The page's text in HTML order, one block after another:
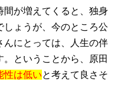
間が増えてくると、独身
しょうが、今のところ公
んにとっては、人生の伴
ということから、原田
性は低いと考えて良さそ